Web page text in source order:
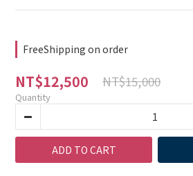
FreeShipping on order
NT$12,500 NT$15,000
Quantity
ADD TO CART